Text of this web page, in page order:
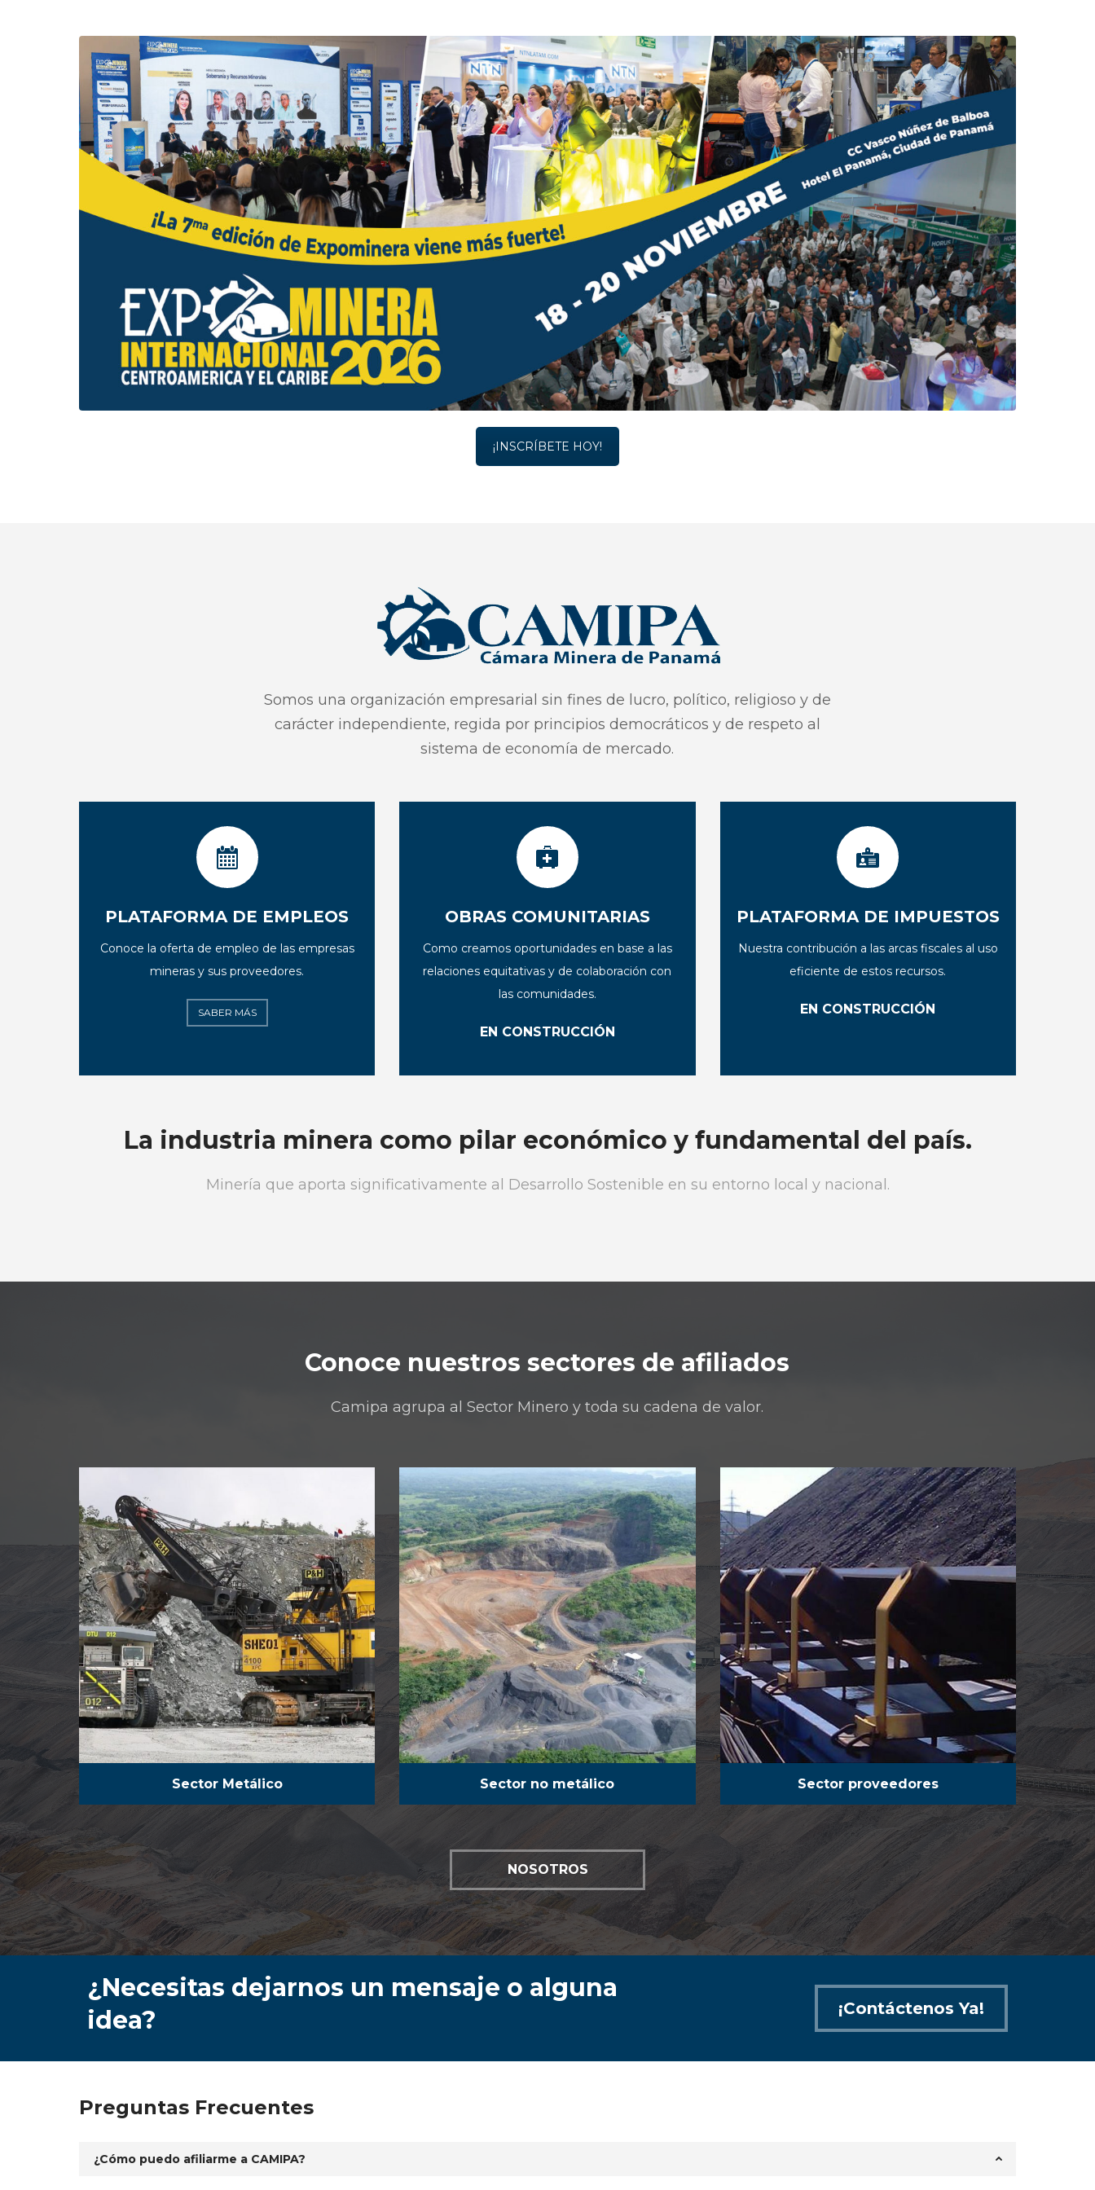
¡INSCRÍBETE HOY!
Somos una organización empresarial sin fines de lucro, político, religioso y de
carácter independiente, regida por principios democráticos y de respeto al
sistema de economía de mercado.
PLATAFORMA DE EMPLEOS
Conoce la oferta de empleo de las empresas
mineras y sus proveedores.
SABER MÁS
OBRAS COMUNITARIAS
Como creamos oportunidades en base a las
relaciones equitativas y de colaboración con
las comunidades.
EN CONSTRUCCIÓN
PLATAFORMA DE IMPUESTOS
Nuestra contribución a las arcas fiscales al uso
eficiente de estos recursos.
EN CONSTRUCCIÓN
La industria minera como pilar económico y fundamental del país.
Minería que aporta significativamente al Desarrollo Sostenible en su entorno local y nacional.
Conoce nuestros sectores de afiliados
Camipa agrupa al Sector Minero y toda su cadena de valor.
Sector Metálico Sector no metálico Sector proveedores
NOSOTROS
¿Necesitas dejarnos un mensaje o alguna
idea?
¡Contáctenos Ya!
Preguntas Frecuentes
¿Cómo puedo afiliarme a CAMIPA?